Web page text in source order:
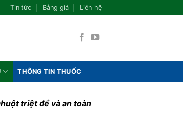
Tin tức Bảng giá Liên hệ
THÔNG TIN THUỐC
triệt để và an toàn